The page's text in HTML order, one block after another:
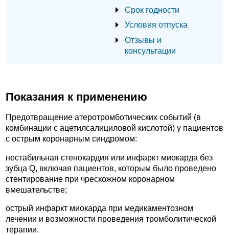
Срок годности
Условия отпуска
Отзывы и
консультации
Показания к применению
Предотвращение атеротромботических событий (в
комбинации с ацетилсалициловой кислотой) у пациентов
с острым коронарным синдромом:
нестабильная стенокардия или инфаркт миокарда без
зубца Q, включая пациентов, которым было проведено
стентирование при чрескожном коронарном
вмешательстве;
острый инфаркт миокарда при медикаментозном
лечении и возможности проведения тромболитической
терапии.